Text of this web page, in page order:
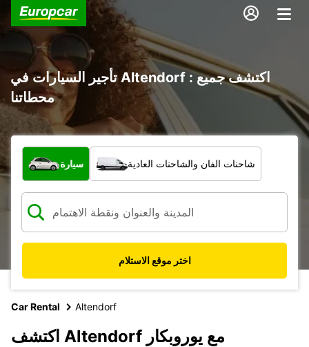
تأجير السيارات في Altendorf : اكتشف جميع
محطاتنا
ما نوع المركبة؟
سيارة شاحنات الفان والشاحنات العادية
اختر موقع الاستلام
Car Rental Altendorf
اكتشف Altendorf مع يوروبكار